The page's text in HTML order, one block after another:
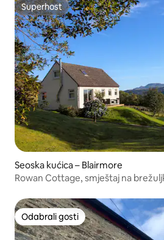
Superhost
Superhost
Seoska kućica – Blairmore
Rowan Cottage, smještaj na
Odabrali gosti
Odabrali gosti